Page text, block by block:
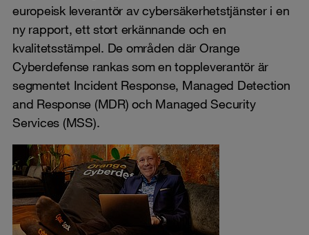
europeisk leverantör av cybersäkerhetstjänster i en
ny rapport, ett stort erkännande och en
kvalitetsstämpel. De områden där Orange
Cyberdefense rankas som en toppleverantör är
segmentet Incident Response, Managed Detection
and Response (MDR) och Managed Security
Services (MSS).